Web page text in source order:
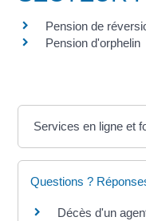
Pension de
Pension d'orphelin
Services en ligne et
Questions ?
Décès d'un